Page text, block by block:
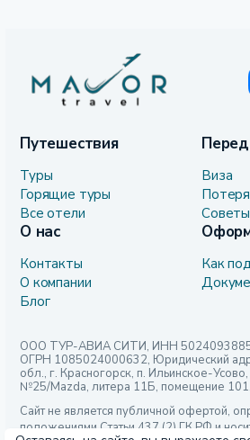
Путешествия
Туры
Горящие туры
Все отели
Виза
Как
О нас
Контакты
О компании
Блог
ООО ТУР-АВИА СИТИ, ИНН
ОГРН 1085024000632, Юридический
обл., г. Красногорск, п. Ильинское-
№25/Mazda, литера 11Б, помещение 101.
Сайт не является публичной офертой,
положениями Статьи 437 (2) ГК РФ и